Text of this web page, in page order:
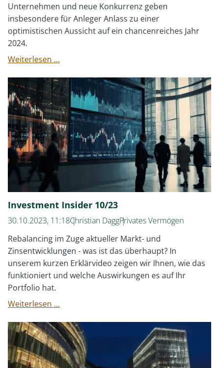
Unternehmen und neue Konkurrenz geben
insbesondere für Anleger Anlass zu einer
optimistischen Aussicht auf ein chancenreiches Jahr
2024.
Weiterlesen …Warum
mich
auf
2024
freue!
Investment Insider 10/23
30.10.2023, 11:18Christian DaggPrivates Vermögen
Rebalancing im Zuge aktueller Markt- und
Zinsentwicklungen - was ist das überhaupt? In
unserem kurzen Erklärvideo zeigen wir Ihnen, wie das
funktioniert und welche Auswirkungen es auf Ihr
Portfolio hat.
Weiterlesen …Investment
10/23